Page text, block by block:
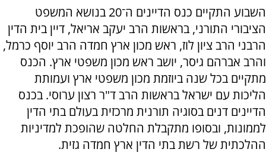
השבוע התקיים כנס הדיינים ה־20 בנושא המשפט
הציבורי התורני, בראשות הרב יעקב אריאל, דיין בית הדין
הרבני הרב ציון לוז, ראש מכון ארץ חמדה הרב יוסף כרמל,
והרב אברהם גיסר, יושב ראש מכון משפטי ארץ. הכנס
מתקיים בכל שנה ביוזמת מכון משפטי ארץ ועמותת
הליכות עם ישראל בראשות הרב ד"ר רצון ערוסי. בכנס
הדיינים דנים בסוגיה תורנית מרכזית בעולם בתי הדין
לממונות, ובסופו מתקבלת החלטה שהופכת למדיניות
ההלכתית של רשת בתי הדין ארץ חמדה גזית.